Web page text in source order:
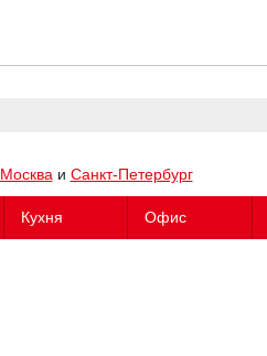
Москва и Санкт-Петербург
Кухня Офис